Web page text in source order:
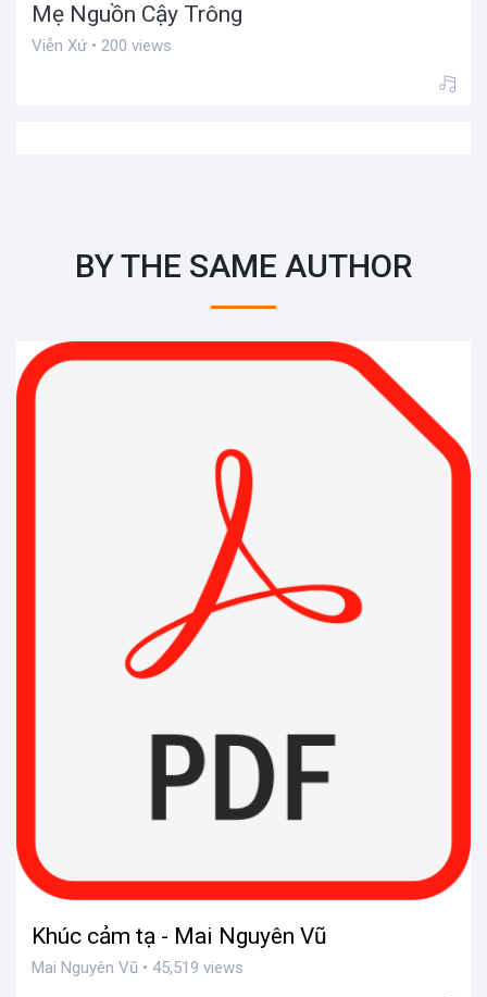
Mẹ Nguồn Cậy Trông
Viễn Xứ • 200 views
BY THE SAME AUTHOR
Khúc cảm tạ - Mai Nguyên Vũ
Mai Nguyên Vũ • 45,519 views